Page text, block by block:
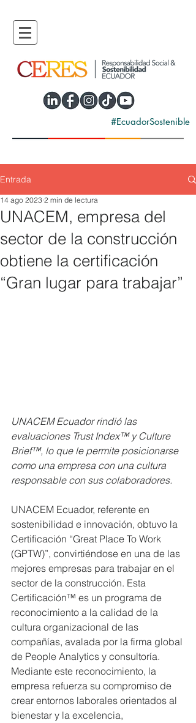
#EcuadorSostenible
Entrada
UNACEM, empresa del
sector de la construcción
obtiene la certificación
“Gran lugar para trabajar”
14 ago 2023 2 min de lectura
UNACEM Ecuador rindió las
evaluaciones Trust Index™ y Culture
Brief™, lo que le permite posicionarse
como una empresa con una cultura
responsable con sus colaboradores.
UNACEM Ecuador, referente en
sostenibilidad e innovación, obtuvo la
Certificación “Great Place To Work
(GPTW)”, convirtiéndose en una de las
mejores empresas para trabajar en el
sector de la construcción. Esta
Certificación™ es un programa de
reconocimiento a la calidad de la
cultura organizacional de las
compañías, avalada por la firma global
de People Analytics y consultoría.
Mediante este reconocimiento, la
empresa refuerza su compromiso de
crear entornos laborales orientados al
bienestar y la excelencia,